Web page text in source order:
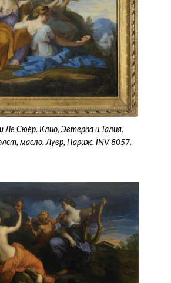
Ле Сюёр. Клио, Эвтерпа и Талия.
масло. Лувр, Париж. INV 8057.